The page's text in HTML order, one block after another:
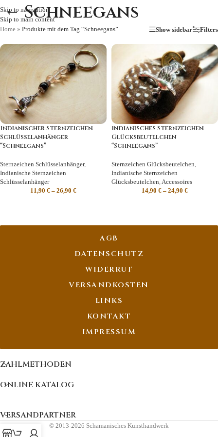
Skip to navigation
Skip to main content
Schneegans
Home » Produkte mit dem Tag “Schneegans” Show sidebar Filters
Indianischer Sternzeichen
Schlüsselanhänger
“Schneegans”
Sternzeichen Schlüsselanhänger,
Indianische Sternzeichen
Schlüsselanhänger
11,90 € – 26,90 €
Indianisches Sternzeichen
Glücksbeutelchen
“Schneegans”
Sternzeichen Glücksbeutelchen,
Indianische Sternzeichen
Glücksbeutelchen,Accessoires
14,90 € – 24,90 €
AGB
DATENSCHUTZ
WIDERRUF
VERSANDKOSTEN
LINKS
KONTAKT
IMPRESSUM
ZAHLMETHODEN
ONLINE KATALOG
VERSANDPARTNER
© 2013-2026 Schamanisches Kunsthandwerk